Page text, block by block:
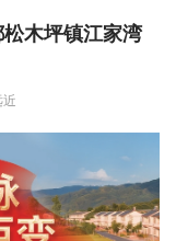
木坪镇江家湾